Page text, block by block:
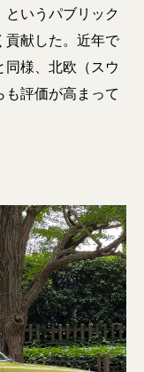
というパブリック
貢献した。近年で
同様、北欧（スウ
も評価が高まって